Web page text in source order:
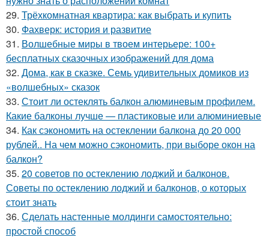
29. Трёхкомнатная квартира: как выбрать и купить
30. Фахверк: история и развитие
31. Волшебные миры в твоем интерьере: 100+
бесплатных сказочных изображений для дома
32. Дома, как в сказке. Семь удивительных домиков из
«волшебных» сказок
33. Стоит ли остеклять балкон алюминевым профилем.
Какие балконы лучше — пластиковые или алюминиевые
34. Как сэкономить на остеклении балкона до 20 000
рублей.. На чем можно сэкономить, при выборе окон на
балкон?
35. 20 советов по остеклению лоджий и балконов.
Советы по остеклению лоджий и балконов, о которых
стоит знать
36. Сделать настенные молдинги самостоятельно:
простой способ